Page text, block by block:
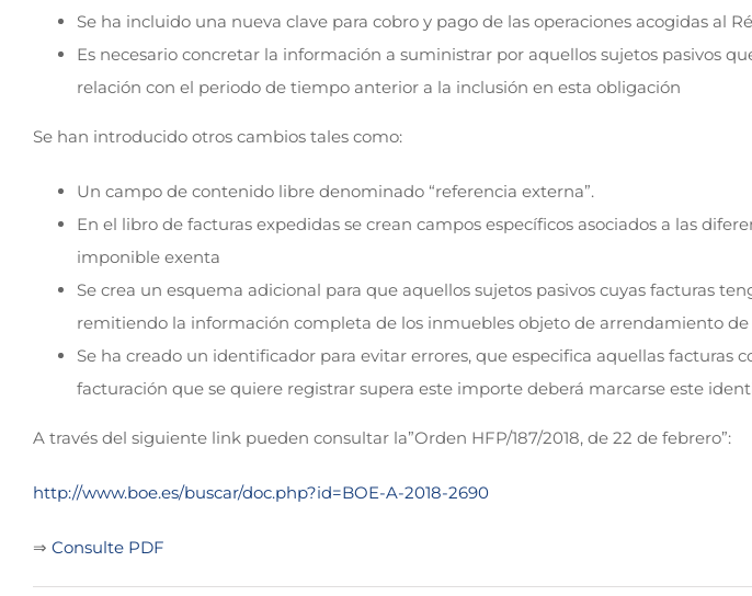
Se ha incluido una nueva clave para cobro y pago de las operaciones acogidas al
Es necesario concretar la información a suministrar por aquellos sujetos pasivos
relación con el periodo de tiempo anterior a la inclusión en esta obligación
Se han introducido otros cambios tales como:
Un campo de contenido libre denominado “referencia externa”.
En el libro de facturas expedidas se crean campos específicos asociados a las
imponible exenta
Se crea un esquema adicional para que aquellos sujetos pasivos cuyas facturas
remitiendo la información completa de los inmuebles objeto de arrendamiento
Se ha creado un identificador para evitar errores, que especifica aquellas
facturación que se quiere registrar supera este importe deberá marcarse este
A través del siguiente link pueden consultar la”Orden HFP/187/2018, de 22 de febrero”:
http://www.boe.es/buscar/doc.php?id=BOE-A-2018-2690
⇒ Consulte PDF